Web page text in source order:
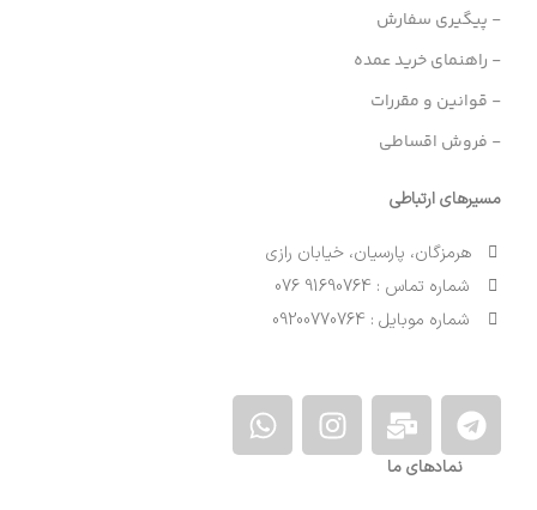
- پیگیری سفارش
- راهنمای خرید عمده
- قوانین و مقررات
- فروش اقساطی
مسیرهای ارتباطی
هرمزگان، پارسیان، خیابان رازی
شماره تماس : 91690764 076
شماره موبایل : 09200770764
نمادهای ما